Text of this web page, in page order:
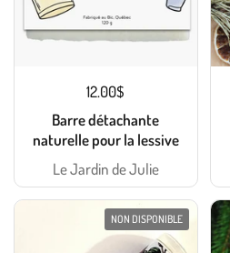
12.00$
Barre détachante
naturelle pour la lessive
Le Jardin de Julie
NON DISPONIBLE